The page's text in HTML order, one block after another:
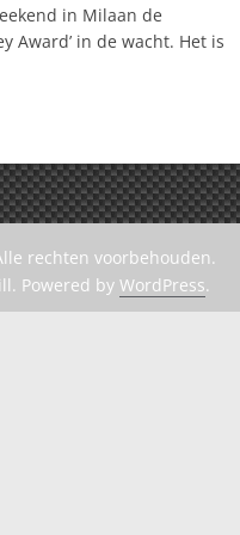
in Milaan de
Award’ in de wacht. Het is
rechten voorbehouden.
Powered by WordPress.